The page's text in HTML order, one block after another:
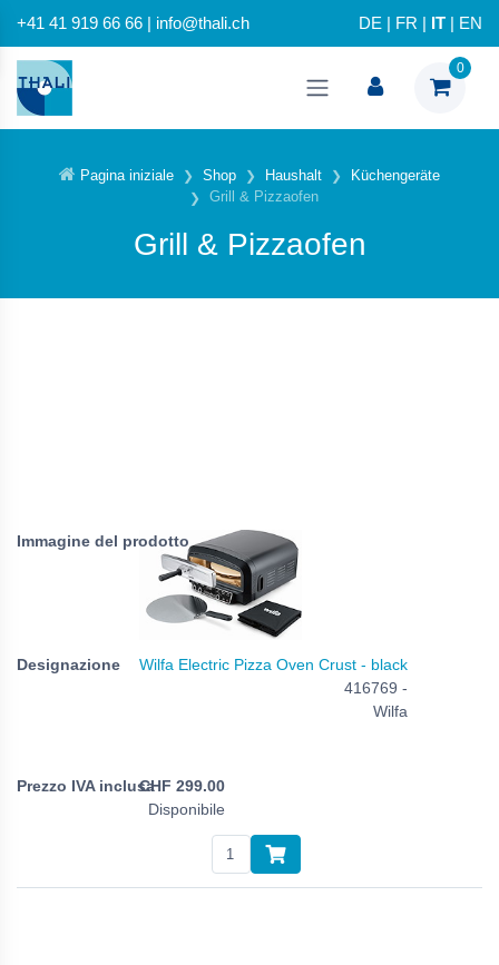
+41 41 919 66 66 | info@thali.ch DE FR IT EN
0
Pagina iniziale Shop Haushalt
Küchengeräte
Grill & Pizzaofen
Grill & Pizzaofen
Wilfa Electric Pizza Oven Crust - black
416769 -
Wilfa
CHF 299.00
Disponibile